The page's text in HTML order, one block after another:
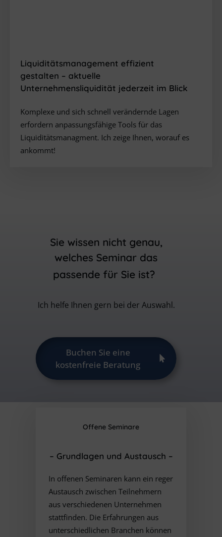
Liquiditätsmanagement effizient
gestalten – aktuelle
Unternehmensliquidität jederzeit im Blick
Komplexe und sich schnell verändernde Lagen
erfordern anpassungsfähige Tools für das
Liquiditätsmanagment. Ich zeige Ihnen, worauf es
ankommt!
Sie wissen nicht genau,
welches Seminar das
passende für Sie ist?
Ich helfe Ihnen gern bei der Auswahl.
Buchen Sie eine
kostenfreie Beratung
Offene Seminare
– Grundlagen und Austausch –
In offenen Seminaren kann ein reger
Austausch zwischen Teilnehmern
aus verschiedenen Unternehmen
stattfinden. Die Erfahrungen aus
unterschiedlichen Branchen können